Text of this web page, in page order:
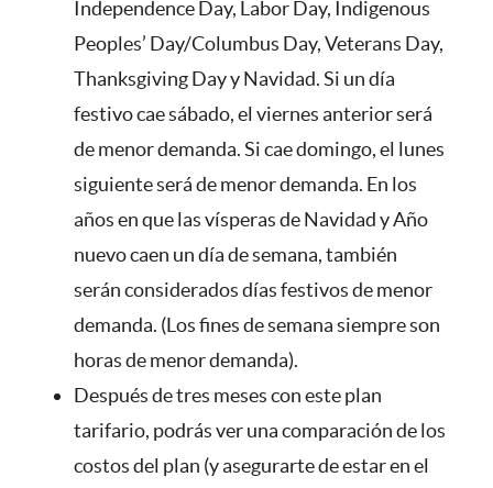
Independence Day, Labor Day, Indigenous
Peoples’ Day/Columbus Day, Veterans Day,
Thanksgiving Day y Navidad. Si un día
festivo cae sábado, el viernes anterior será
de menor demanda. Si cae domingo, el lunes
siguiente será de menor demanda. En los
años en que las vísperas de Navidad y Año
nuevo caen un día de semana, también
serán considerados días festivos de menor
demanda. (Los fines de semana siempre son
horas de menor demanda).
Después de tres meses con este plan
tarifario, podrás ver una comparación de los
costos del plan (y asegurarte de estar en el